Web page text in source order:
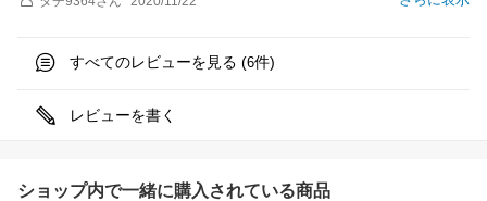
すべてのレビューを見る (6件)
レビューを書く
ショップ内で一緒に購入されている商品